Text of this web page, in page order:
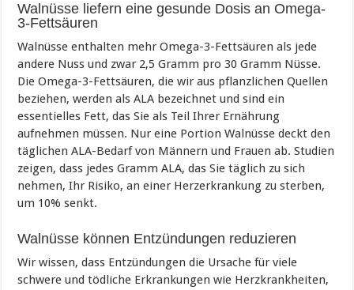
Walnüsse liefern eine gesunde Dosis an Omega-
3-Fettsäuren
Walnüsse enthalten mehr Omega-3-Fettsäuren als jede
andere Nuss und zwar 2,5 Gramm pro 30 Gramm Nüsse.
Die Omega-3-Fettsäuren, die wir aus pflanzlichen Quellen
beziehen, werden als ALA bezeichnet und sind ein
essentielles Fett, das Sie als Teil Ihrer Ernährung
aufnehmen müssen. Nur eine Portion Walnüsse deckt den
täglichen ALA-Bedarf von Männern und Frauen ab. Studien
zeigen, dass jedes Gramm ALA, das Sie täglich zu sich
nehmen, Ihr Risiko, an einer Herzerkrankung zu sterben,
um 10% senkt.
Walnüsse können Entzündungen reduzieren
Wir wissen, dass Entzündungen die Ursache für viele
schwere und tödliche Erkrankungen wie Herzkrankheiten,